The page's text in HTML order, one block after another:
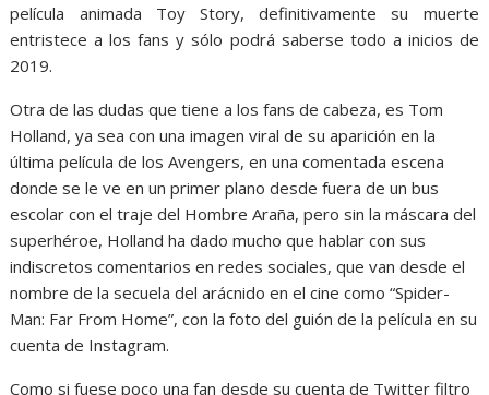
película animada Toy Story, definitivamente su muerte
entristece a los fans y sólo podrá saberse todo a inicios de
2019.
Otra de las dudas que tiene a los fans de cabeza, es Tom
Holland, ya sea con una imagen viral de su aparición en la
última película de los Avengers, en una comentada escena
donde se le ve en un primer plano desde fuera de un bus
escolar con el traje del Hombre Araña, pero sin la máscara del
superhéroe, Holland ha dado mucho que hablar con sus
indiscretos comentarios en redes sociales, que van desde el
nombre de la secuela del arácnido en el cine como “Spider-
Man: Far From Home”, con la foto del guión de la película en su
cuenta de Instagram.
Como si fuese poco una fan desde su cuenta de Twitter filtro